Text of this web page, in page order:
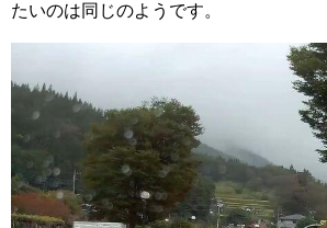
たいのは同じのようです。